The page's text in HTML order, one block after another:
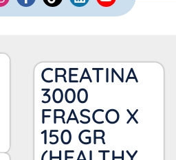
CREATINA
3000
FRASCO X
150 GR